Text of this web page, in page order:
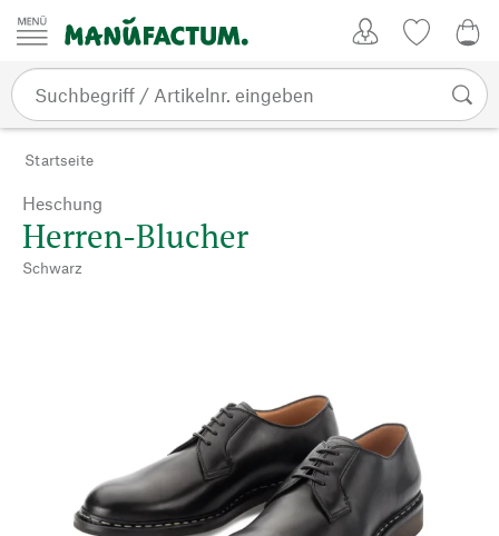
Zum Inhalt springen
Startseite
Heschung
Herren-Blucher
Schwarz